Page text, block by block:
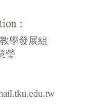
學發展組
瑩